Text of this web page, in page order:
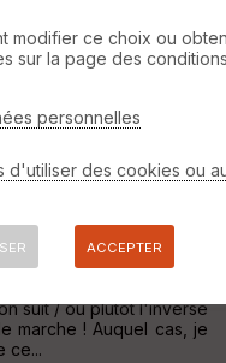
contrairement à ce que
dans mon appli en
la liste des fonds de
ai-je mal cherché ? Je
utile pour éviter les
par exemp...
à 07:06)
la marche <=> le "haut
suit / ou plutôt l'inverse
marche ! Auquel cas, je
ce...
modifier ce choix ou
sur la page des
personnelles
d'utiliser des cookies ou
ACCEPTER